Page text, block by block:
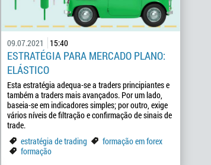
09.07.2021 15:40
ESTRATÉGIA PARA MERCADO PLANO:
ELÁSTICO
Esta estratégia adequa-se a traders principiantes e
também a traders mais avançados. Por um lado,
baseia-se em indicadores simples; por outro, exige
vários níveis de filtração e confirmação de sinais de
trade.
estratégia de trading
formação em forex
formação